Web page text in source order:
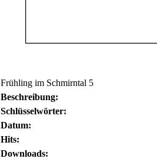
Frühling im Schmirntal 5
Beschreibung:
Schlüsselwörter:
Datum:
Hits:
Downloads: